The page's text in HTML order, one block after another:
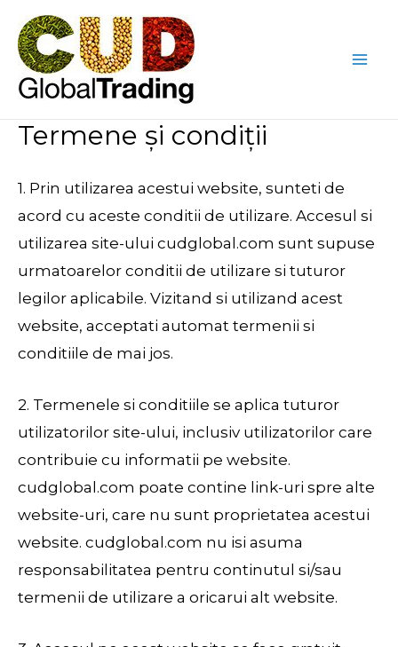
content
Termene și condiții
1. Prin utilizarea acestui website, sunteti de
acord cu aceste conditii de utilizare. Accesul si
utilizarea site-ului cudglobal.com sunt supuse
urmatoarelor conditii de utilizare si tuturor
legilor aplicabile. Vizitand si utilizand acest
website, acceptati automat termenii si
conditiile de mai jos.
2. Termenele si conditiile se aplica tuturor
utilizatorilor site-ului, inclusiv utilizatorilor care
contribuie cu informatii pe website.
cudglobal.com poate contine link-uri spre alte
website-uri, care nu sunt proprietatea acestui
website. cudglobal.com nu isi asuma
responsabilitatea pentru continutul si/sau
termenii de utilizare a oricarui alt website.